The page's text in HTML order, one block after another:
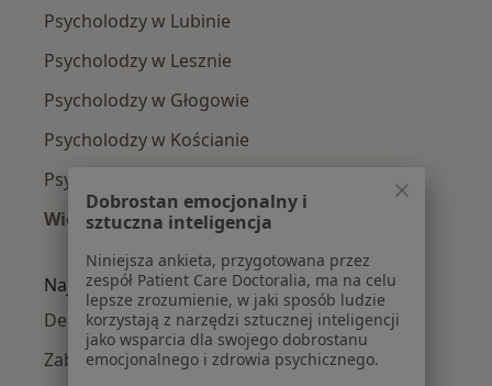
Psycholodzy w Lubinie
Psycholodzy w Lesznie
Psycholodzy w Głogowie
Psycholodzy w Kościanie
Psycholodzy w Nowej Sóli
Więcej (12)
Najczęście leczone choroby
Depresja w Wschowie
Zaburzenia lękowe w Wschowie
Dobrostan emocjonalny i
sztuczna inteligencja
Niniejsza ankieta, przygotowana przez
zespół Patient Care Doctoralia, ma na celu
lepsze zrozumienie, w jaki sposób ludzie
korzystają z narzędzi sztucznej inteligencji
jako wsparcia dla swojego dobrostanu
emocjonalnego i zdrowia psychicznego.